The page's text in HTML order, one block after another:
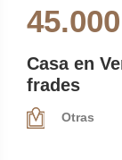
Casa en
frades
Otras